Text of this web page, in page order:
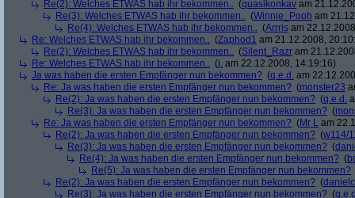
Re(2): Welches ETWAS hab ihr bekommen.. (quasikonkav am
Re(3): Welches ETWAS hab ihr bekommen.. (Winnie_Pooh am
Re(4): Welches ETWAS hab ihr bekommen.. (Arrris am
Re: Welches ETWAS hab ihr bekommen.. (Zaphod1 am 21.12.2008,
Re(2): Welches ETWAS hab ihr bekommen.. (Silent_Razr am
Re: Welches ETWAS hab ihr bekommen.. (j. am 22.12.2008, 14:19:16)
Ja was haben die ersten Empfänger nun bekommen? (q.e.d. am
Re: Ja was haben die ersten Empfänger nun bekommen? (monster23
Re(2): Ja was haben die ersten Empfänger nun bekommen? (q.e.d.
Re(3): Ja was haben die ersten Empfänger nun bekommen? (
Re: Ja was haben die ersten Empfänger nun bekommen? (Mr L am
Re(2): Ja was haben die ersten Empfänger nun bekommen? (w114/
Re(3): Ja was haben die ersten Empfänger nun bekommen? (
Re(4): Ja was haben die ersten Empfänger nun bekommen? (
Re(5): Ja was haben die ersten Empfänger nun bekommen?
Re(2): Ja was haben die ersten Empfänger nun bekommen? (
Re(3): Ja was haben die ersten Empfänger nun bekommen? (